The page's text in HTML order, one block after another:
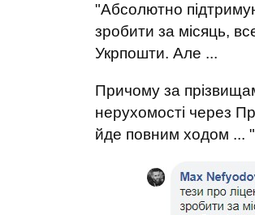
"Абсолютно
зробити за місяць,
Укрпошти. Але ...
Причому за
нерухомості через
йде повним ходом ... "